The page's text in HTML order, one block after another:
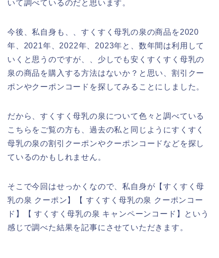
いて調べているのだと思います。
今後、私自身も、、すくすく母乳の泉の商品を2020
年、2021年、2022年、2023年と、数年間は利用して
いくと思うのですが、、少しでも安くすくすく母乳の
泉の商品を購入する方法はないか？と思い、割引クー
ポンやクーポンコードを探してみることにしました。
だから、すくすく母乳の泉について色々と調べている
こちらをご覧の方も、過去の私と同じようにすくすく
母乳の泉の割引クーポンやクーポンコードなどを探し
ているのかもしれません。
そこで今回はせっかくなので、私自身が【すくすく母
乳の泉 クーポン】【 すくすく母乳の泉 クーポンコー
ド】【 すくすく母乳の泉 キャンペーンコード】という
感じで調べた結果を記事にさせていただきます。